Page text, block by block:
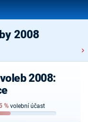
2008
2008:
% volební účast